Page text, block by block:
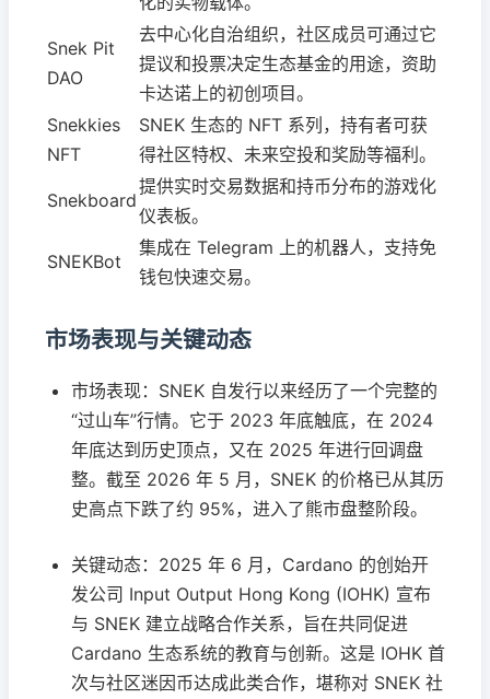
Snek Pit
DAO
去中心化自治组织，社区成员可通过它
提议和投票决定生态基金的用途，资助
卡达诺上的初创项目。
Snekkies
NFT
SNEK 生态的 NFT 系列，持有者可获
得社区特权、未来空投和奖励等福利。
Snekboard
提供实时交易数据和持币分布的游戏化
仪表板。
SNEKBot
集成在 Telegram 上的机器人，支持免
钱包快速交易。
市场表现与关键动态
市场表现：SNEK 自发行以来经历了一个完整的
“过山车”行情。它于 2023 年底触底，在 2024
年底达到历史顶点，又在 2025 年进行回调盘
整。截至 2026 年 5 月，SNEK 的价格已从其历
史高点下跌了约 95%，进入了熊市盘整阶段。
关键动态：2025 年 6 月，Cardano 的创始开
发公司 Input Output Hong Kong (IOHK) 宣布
与 SNEK 建立战略合作关系，旨在共同促进
Cardano 生态系统的教育与创新。这是 IOHK 首
次与社区迷因币达成此类合作，堪称对 SNEK 社